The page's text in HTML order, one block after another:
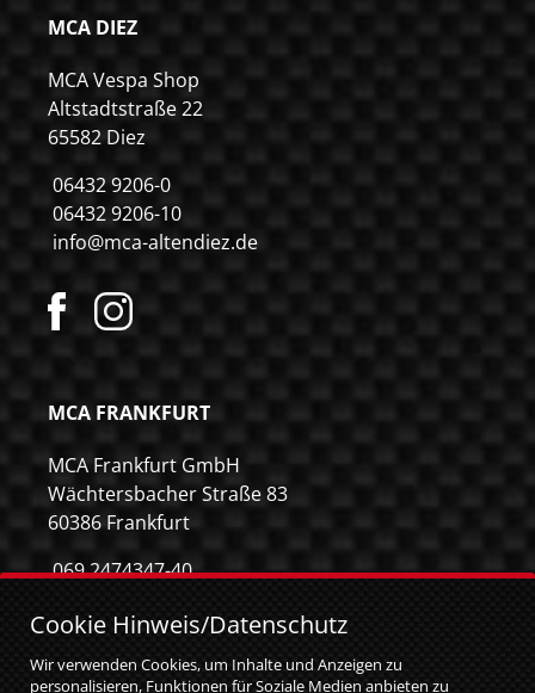
MCA DIEZ
MCA Vespa Shop
Altstadtstraße 22
65582 Diez
06432 9206-0
06432 9206-10
info@mca-altendiez.de
MCA FRANKFURT
MCA Frankfurt GmbH
Wächtersbacher Straße 83
60386 Frankfurt
069 2474347-40
info@mca-frankfurt.de
Cookie Hinweis/Datenschutz
Wir verwenden Cookies, um Inhalte und Anzeigen zu
personalisieren, Funktionen für Soziale Medien anbieten zu